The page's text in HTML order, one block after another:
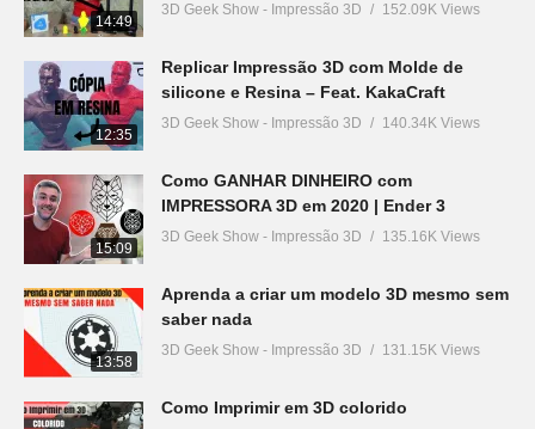
14:49
3D Geek Show - Impressão 3D 152.09K Views
12:35
Replicar Impressão 3D com Molde de
silicone e Resina – Feat. KakaCraft
3D Geek Show - Impressão 3D 140.34K Views
15:09
Como GANHAR DINHEIRO com
IMPRESSORA 3D em 2020 | Ender 3
3D Geek Show - Impressão 3D 135.16K Views
13:58
Aprenda a criar um modelo 3D mesmo sem
saber nada
3D Geek Show - Impressão 3D 131.15K Views
Como Imprimir em 3D colorido